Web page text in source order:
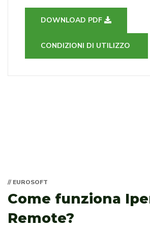
DOWNLOAD PDF
CONDIZIONI DI UTILIZZO
// EUROSOFT
Come funziona
Remote?